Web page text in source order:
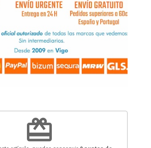
redeem